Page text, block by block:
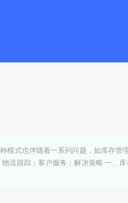
式也伴随着一系列问题，如库存
流跟踪；客户服务；解决策略 一、